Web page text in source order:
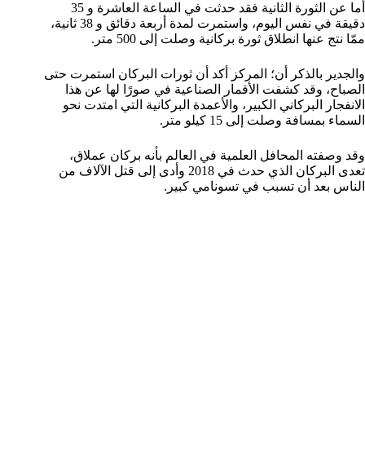
أما عن الثورة الثانية فقد حدثت في الساعة العاشرة و 35
دقيقة في نفس اليوم، واستمرت لمدة أربعة دقائق و 38 ثانية،
ممّا نتج عنها انطلاق ثورة بركانية وصلت إلى 500 متر.
والجدير بالذكر أن؛ المركز أكد أن ثورات البركان استمرت حتى
الصباح، وقد كشفت الأقمار الصناعية في صورًا لها عن هذا
الانفجار البركاني الكبير، والأعمدة البركانية التي امتدت نحو
السماء بمسافة وصلت إلى 15 كيلو متر.
وقد وصفته المحافل العلمية في العالم بأنه بركان عملاق،
تعدى البركان الذي حدث في 2018 وأدى إلى قتل الآلاف من
الناس بعد أن تسبب في تسونامي كبير.